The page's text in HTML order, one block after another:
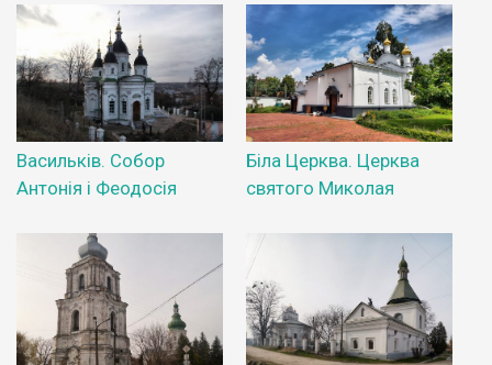
Васильків. Собор
Антонія і Феодосія
Біла Церква. Церква
святого Миколая